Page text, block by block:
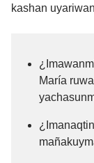
kashan
María